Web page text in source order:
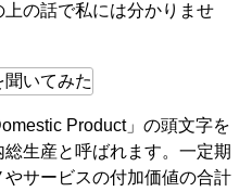
の話で私には分かりませ
Product」の頭文字を
生産と呼ばれます。一定期
サービスの付加価値の合計